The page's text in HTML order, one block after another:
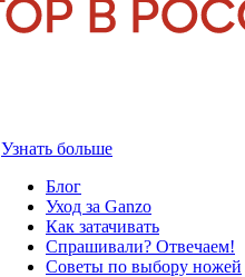
Узнать больше
Блог
Уход за Ganzo
Как затачивать
Спрашивали? Отвечаем!
Советы по выбору ножей